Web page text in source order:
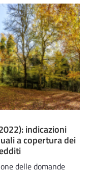
indicazioni
a copertura dei
delle domande